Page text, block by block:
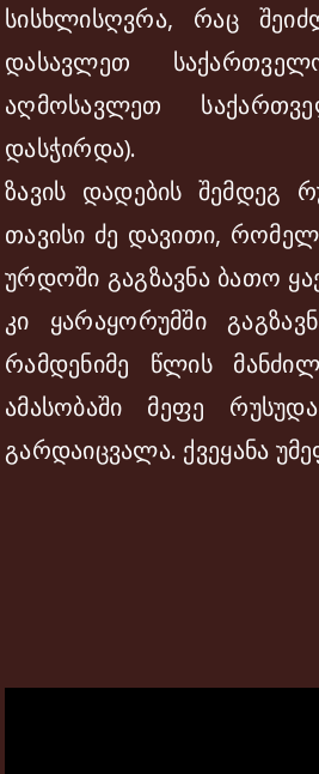
სისხლისღვრა, რაც
დასავლეთ
აღმოსავლეთ
დასჭირდა).
ზავის დადების შემდეგ
თავისი ძე დავითი,
ურდოში გაგზავნა ბათო
კი ყარაყორუმში
რამდენიმე წლის
ამასობაში მეფე
გარდაიცვალა. ქვეყანა